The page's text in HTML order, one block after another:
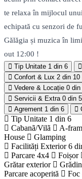
te relaxa în mijlocul
echipată cu senzori de
Gălăgia și muzica în
out 12:00 !
Tip Unitate 1 din 6
Confort & Lux 2 din 10
Vedere & Locație 0 din
Servicii & Extra 0 din 5
Agrement 1 din 6
Tip Unitate 1 din 6
Cabanã/Vilã
A-
House
Glamping
Facilități Exterior6
Parcare 4x4
Foișor
Grătar exterior
Parcare acoperită
Foc